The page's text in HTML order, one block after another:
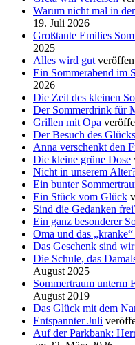
Warum nicht mal in
19. Juli 2026
Großtante Emilies
2025
Alles wird gut
Ein Sommerabend im
2026
Die Zeit des kleinen
Der Sommerdrink für
Grillen mit Opa
Der Besuch des Glücks
Anna verschenkt den
Die kleine grüne Dose
Nicht in unserem
Ein bunter
Ein Stück vom Glück
Sind die Gedanken
Ein ganz besonderer
Oma und das
Das Geschenk sind wir
Die Schule, das
August 2025
Sommertraum unterm
August 2019
Das Glück mit dem
Entspannter Juli
Auf der Parkbank: